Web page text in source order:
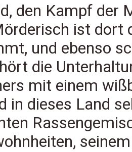
den Kampf der
ist dort
und ebenso
die
mit einem
in dieses Land